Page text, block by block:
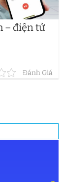
– điện tử
Đánh Giá